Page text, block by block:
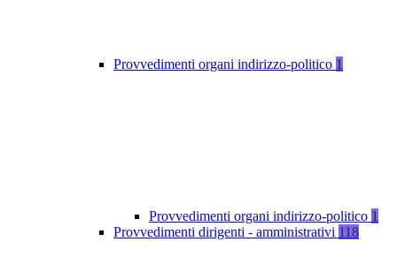
Provvedimenti organi indirizzo-politico 1
Provvedimenti organi indirizzo-politico 1
Provvedimenti dirigenti - amministrativi 118